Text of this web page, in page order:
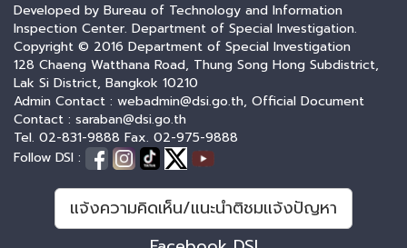
Developed by Bureau of Technology and Information
Inspection Center. Department of Special Investigation.
Copyright © 2016 Department of Special Investigation
128 Chaeng Watthana Road, Thung Song Hong Subdistrict,
Lak Si District, Bangkok 10210
Admin Contact : webadmin@dsi.go.th, Official Document
Contact : saraban@dsi.go.th
Tel. 02-831-9888 Fax. 02-975-9888
Follow DSI :
แจ้งความคิดเห็น/แนะนำติชมแจ้งปัญหา